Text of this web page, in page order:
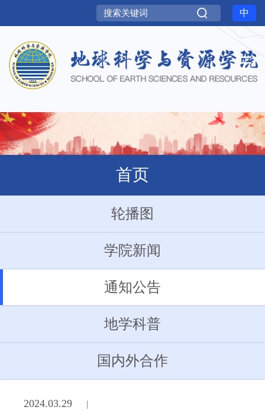
中
首页
轮播图
学院新闻
通知公告
地学科普
国内外合作
2024.03.29